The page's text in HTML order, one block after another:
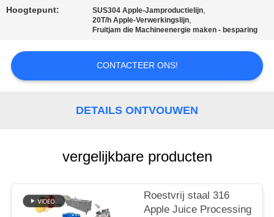
GEVALLEN
VERZOEK
SITEMAP
Hoogtepunt: SUS304 Apple-Jamproductielijn,
20T/h Apple-Verwerkingslijn,
Fruitjam die Machineenergie maken - besparing
CONTACTEER ONS!
DETAILS ONTVOUWEN
vergelijkbare producten
Roestvrij staal 316
Apple Juice Processing